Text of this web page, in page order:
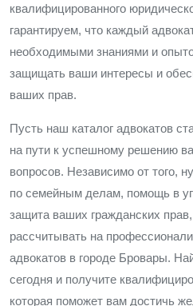
квалифицированного
гарантируем, что каждый
необходимыми знаниями и
защищать ваши интересы и
ваших прав.
Пусть наш каталог адвокатов
на пути к успешному решению
вопросов. Независимо от того,
по семейным делам, помощь в
защита ваших гражданских
рассчитывать на
адвокатов в городе Бровары.
сегодня и получите
которая поможет вам достичь